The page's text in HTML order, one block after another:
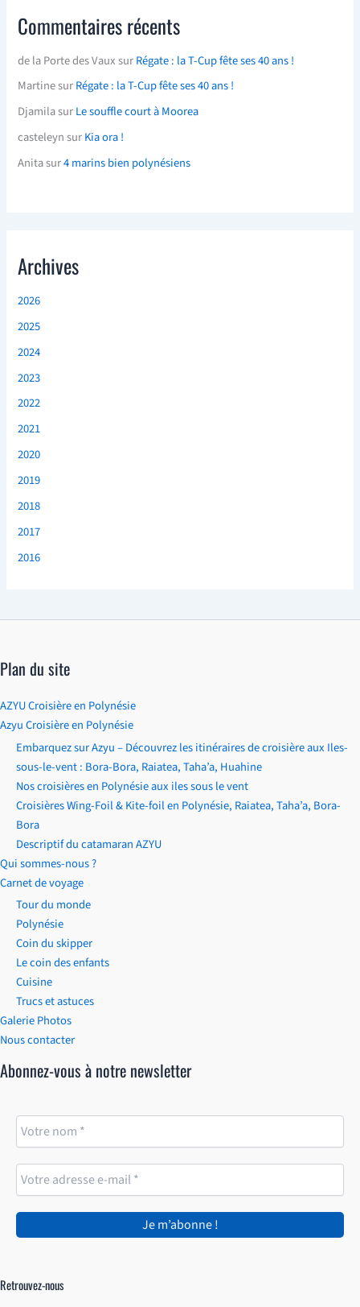
Commentaires récents
de la Porte des VauxsurRégate : la T-Cup fête ses 40 ans !
MartinesurRégate : la T-Cup fête ses 40 ans !
DjamilasurLe souffle court à Moorea
casteleynsurKia ora !
Anitasur4 marins bien polynésiens
Archives
2026
2025
2024
2023
2022
2021
2020
2019
2018
2017
2016
Plan du site
AZYU Croisière en Polynésie
Azyu Croisière en Polynésie
Embarquez sur Azyu – Découvrez les itinéraires de croisière aux Iles-
sous-le-vent : Bora-Bora, Raiatea, Taha’a, Huahine
Nos croisières en Polynésie aux iles sous le vent
Croisières Wing-Foil & Kite-foil en Polynésie, Raiatea, Taha’a, Bora-
Bora
Descriptif du catamaran AZYU
Qui sommes-nous ?
Carnet de voyage
Tour du monde
Polynésie
Coin du skipper
Le coin des enfants
Cuisine
Trucs et astuces
Galerie Photos
Nous contacter
Abonnez-vous à notre newsletter
Retrouvez-nous